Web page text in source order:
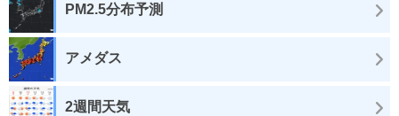
PM2.5分布予測
アメダス
2週間天気